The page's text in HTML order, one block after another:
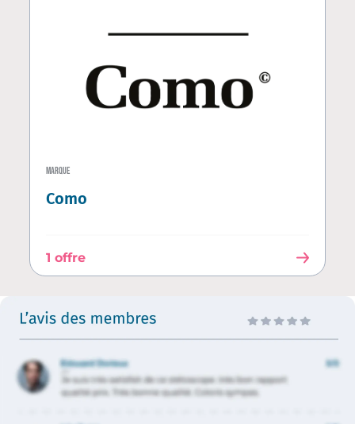
MARQUE
Como
1 offre